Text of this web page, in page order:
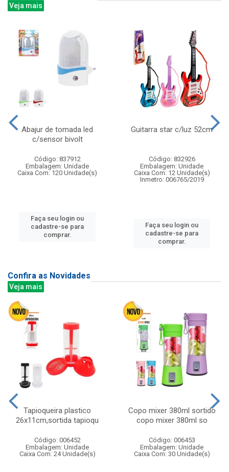
Veja mais
Abajur de tomada led
c/sensor bivolt
Código: 837912
Embalagem: Unidade
Caixa Com: 120 Unidade(s)
Faça seu login ou
cadastre-se para
comprar.
Guitarra star c/luz 52cm
Código: 832926
Embalagem: Unidade
Caixa Com: 12 Unidade(s)
Inmetro: 006765/2019
Faça seu login ou
cadastre-se para
comprar.
Confira as Novidades
Veja mais
Tapioqueira plastico
26x11cm,sortida tapioqu
Código: 006452
Embalagem: Unidade
Caixa Com: 24 Unidade(s)
Copo mixer 380ml sortido
copo mixer 380ml so
Código: 006453
Embalagem: Unidade
Caixa Com: 30 Unidade(s)